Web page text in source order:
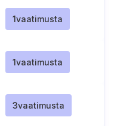
1vaatimusta
1vaatimusta
3vaatimusta